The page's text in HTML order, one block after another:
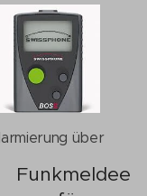
über
Funkmeldee